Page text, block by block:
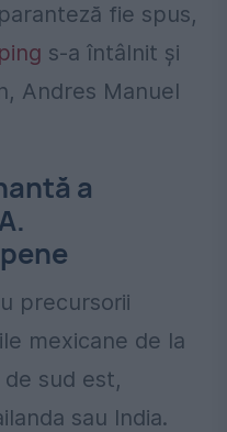
fie spus,
s-a întâlnit și
Andres Manuel
a
precursorii
mexicane de la
de sud est,
sau India.